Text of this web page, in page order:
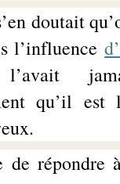
doutait
l’influence
qu’il
de répondre